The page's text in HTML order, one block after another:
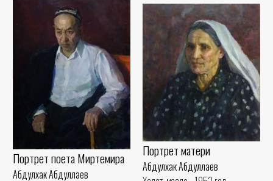
Портрет поета Миртемира
Абдулхак Абдуллаев
Портрет матери
Абдулхак Абдуллаев